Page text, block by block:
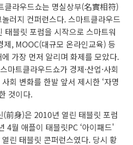
클라우드쇼는 명실상부(名實相符)
러지 컨퍼런스다. 스마트클라우드
태블릿 포럼을 시작으로 스마트워
제, MOOC(대규모 온라인교육) 등
가장 먼저 알리며 화제를 모았다.
마트클라우드쇼가 경제·산업·사회
회 변화를 한발 앞서 제시한 ‘자명
것이다.
前身)은 2010년 열린 태블릿 포럼
4월 애플이 태블릿PC ‘아이패드'
린 태블릿 콘퍼런스였다. 당시 황